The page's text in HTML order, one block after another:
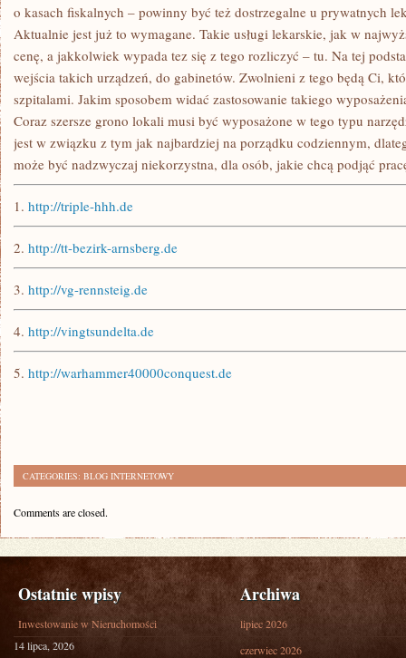
o kasach fiskalnych – powinny być też dostrzegalne u prywatnych
Aktualnie jest już to wymagane. Takie usługi lekarskie, jak w
cenę, a jakkolwiek wypada tez się z tego rozliczyć – tu. Na tej
wejścia takich urządzeń, do gabinetów. Zwolnieni z tego będą Ci,
szpitalami. Jakim sposobem widać zastosowanie takiego
Coraz szersze grono lokali musi być wyposażone w tego typu
jest w związku z tym jak najbardziej na porządku codziennym,
może być nadzwyczaj niekorzystna, dla osób, jakie chcą podjąć
1. http://triple-hhh.de
2. http://tt-bezirk-arnsberg.de
3. http://vg-rennsteig.de
4. http://vingtsundelta.de
5. http://warhammer40000conquest.de
CATEGORIES: BLOG INTERNETOWY
Comments are closed.
Ostatnie wpisy
Inwestowanie w Nieruchomości
14 lipca, 2026
Archiwa
lipiec 2026
czerwiec 2026